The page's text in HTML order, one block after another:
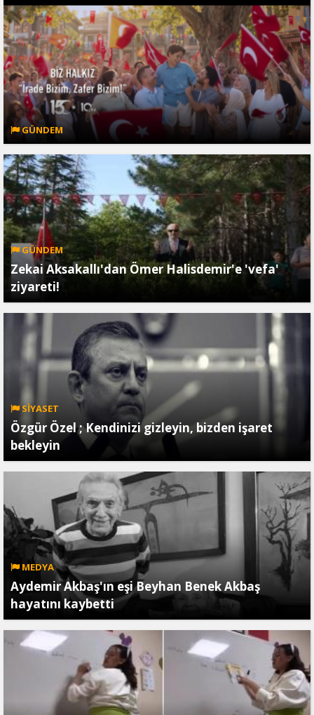
GÜNDEM
GÜNDEM
Zekai Aksakallı'dan Ömer Halisdemir'e 'vefa'
ziyareti!
SİYASET
Özgür Özel ; Kendinizi gizleyin, bizden işaret
bekleyin
MEDYA
Aydemir Akbaş'ın eşi Beyhan Benek Akbaş
hayatını kaybetti